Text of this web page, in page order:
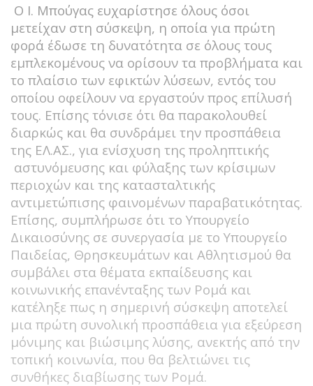
Ο Ι. Μπούγας ευχαρίστησε όλους όσοι
μετείχαν στη σύσκεψη, η οποία για πρώτη
φορά έδωσε τη δυνατότητα σε όλους τους
εμπλεκομένους να ορίσουν τα προβλήματα και
το πλαίσιο των εφικτών λύσεων, εντός του
οποίου οφείλουν να εργαστούν προς επίλυσή
τους. Επίσης τόνισε ότι θα παρακολουθεί
διαρκώς και θα συνδράμει την προσπάθεια
της ΕΛ.ΑΣ., για ενίσχυση της προληπτικής
αστυνόμευσης και φύλαξης των κρίσιμων
περιοχών και της κατασταλτικής
αντιμετώπισης φαινομένων παραβατικότητας.
Επίσης, συμπλήρωσε ότι το Υπουργείο
Δικαιοσύνης σε συνεργασία με το Υπουργείο
Παιδείας, Θρησκευμάτων και Αθλητισμού θα
συμβάλει στα θέματα εκπαίδευσης και
κοινωνικής επανένταξης των Ρομά και
κατέληξε πως η σημερινή σύσκεψη αποτελεί
μια πρώτη συνολική προσπάθεια για εξεύρεση
μόνιμης και βιώσιμης λύσης, ανεκτής από την
τοπική κοινωνία, που θα βελτιώνει τις
συνθήκες διαβίωσης των Ρομά.